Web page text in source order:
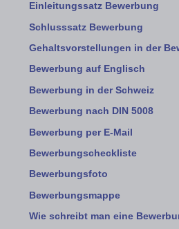
Einleitungssatz Bewerbung
Schlusssatz Bewerbung
Gehaltsvorstellungen in der
Bewerbung auf Englisch
Bewerbung in der Schweiz
Bewerbung nach DIN 5008
Bewerbung per E-Mail
Bewerbungscheckliste
Bewerbungsfoto
Bewerbungsmappe
Wie schreibt man eine